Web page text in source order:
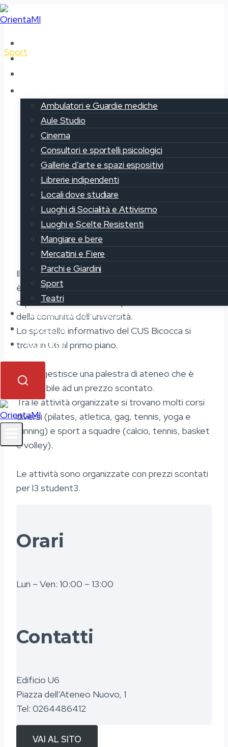
Salta
al
contenuto
Chi siamo
Ambulatori e Guardie mediche
Aule Studio
Cinema
Consultori e sportelli psicologici
Gallerie d’arte e spazi espositivi
Librerie indipendenti
Locali dove studiare
Luoghi di Socialità e Attivismo
Luoghi e Scelte Resistenti
Mangiare e bere
Mercatini e Fiere
Parchi e Giardini
Sport
Teatri
I consigli di OrientaMi
Partecipa
Contatti
Sport
CUS Bicocca
Il Centro Universitario Sportivo (CUS) di Bicocca
è un’associazione interna all’ateneo che ha il fine
di promuovere le attività sportive all’interno
della comunità dell’università.
Lo sportello informativo del CUS Bicocca si
trova in U6 al primo piano.
Il CUS gestisce una palestra di ateneo che è
accessibile ad un prezzo scontato.
Tra le attività organizzate si trovano molti corsi
diversi (pilates, atletica, gag, tennis, yoga e
running) e sport a squadre (calcio, tennis, basket
e volley).
Le attività sono organizzate con prezzi scontati
per l3 student3.
Orari
Lun – Ven: 10:00 – 13:00
Contatti
Edificio U6
Piazza dell’Ateneo Nuovo, 1
Tel: 0264486412
VAI AL SITO